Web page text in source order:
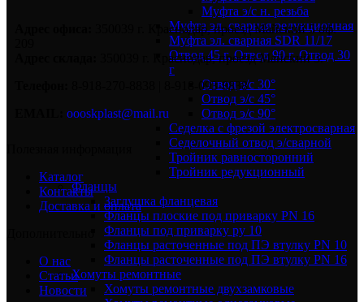
Муфта э/с н. резьба
Муфта эл. cварная редукционная
Муфта эл. сварная SDR 11/17
Отвод 45 г, Отвод 90 г, Отвод 30
г
Отвод э/с 30°
Отвод э/с 45°
Отвод э/с 90°
Седелка с фрезой электросварная
Седелочный отвод э/сварной
Тройник равносторонний
Тройник редукционный
Фланцы
Заглушка фланцевая
Фланцы плоские под приварку PN 16
Фланцы под приварку ру 10
Фланцы расточенные под ПЭ втулку PN 10
Фланцы расточенные под ПЭ втулку PN 16
Хомуты ремонтные
Хомуты ремонтные двухзамковые
350039 г. Краснодар, проезд Майский 5 оф.
350039 г. Краснодар, проезд Майский 3.
8-918-270-8838 | 8-918-093-8838
oooskplast@mail.ru
Каталог
Контакты
Доставка и оплата
О нас
Статьи
Новости